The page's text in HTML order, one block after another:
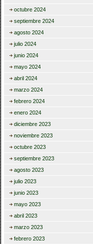
octubre 2024
septiembre 2024
agosto 2024
julio 2024
junio 2024
mayo 2024
abril 2024
marzo 2024
febrero 2024
enero 2024
diciembre 2023
noviembre 2023
octubre 2023
septiembre 2023
agosto 2023
julio 2023
junio 2023
mayo 2023
abril 2023
marzo 2023
febrero 2023